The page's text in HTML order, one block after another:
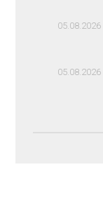
05.08.2026
05.08.2026